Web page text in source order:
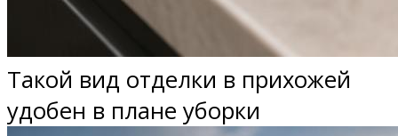
Такой вид отделки в прихожей
удобен в плане уборки